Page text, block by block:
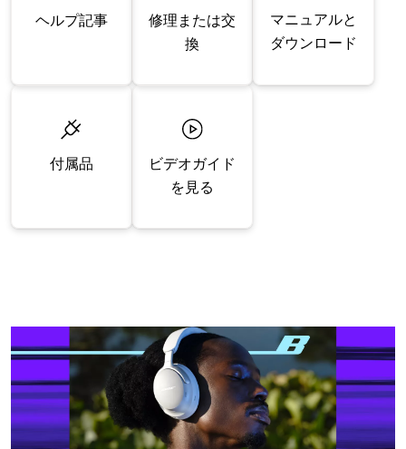
ヘルプ記事
修理または交
換
マニュアルと
ダウンロード
付属品
ビデオガイド
を見る